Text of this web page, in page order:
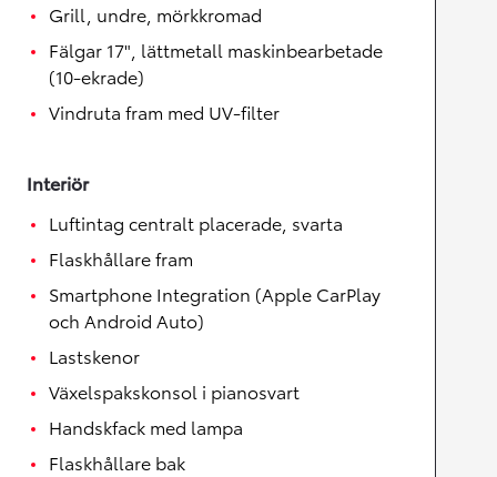
Grill, undre, mörkkromad
Fälgar 17", lättmetall maskinbearbetade
(10-ekrade)
Vindruta fram med UV-filter
Interiör
Luftintag centralt placerade, svarta
Flaskhållare fram
Smartphone Integration (Apple CarPlay
och Android Auto)
Lastskenor
Växelspakskonsol i pianosvart
Handskfack med lampa
Flaskhållare bak